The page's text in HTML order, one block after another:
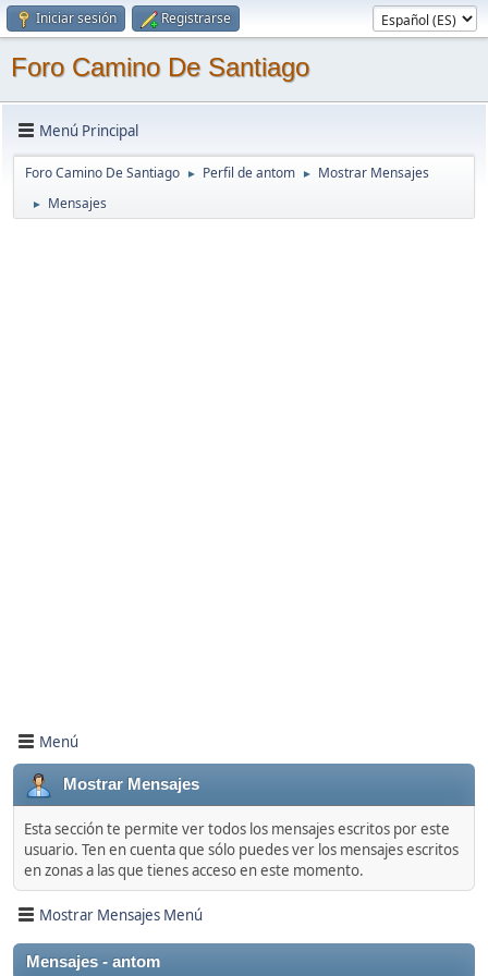
Iniciar sesión Registrarse
Foro Camino De Santiago
Menú Principal
Foro Camino De Santiago ► Perfil de antom ► Mostrar Mensajes
► Mensajes
Menú
Mostrar Mensajes
Esta sección te permite ver todos los mensajes escritos por este
usuario. Ten en cuenta que sólo puedes ver los mensajes escritos
en zonas a las que tienes acceso en este momento.
Mostrar Mensajes Menú
Mensajes - antom